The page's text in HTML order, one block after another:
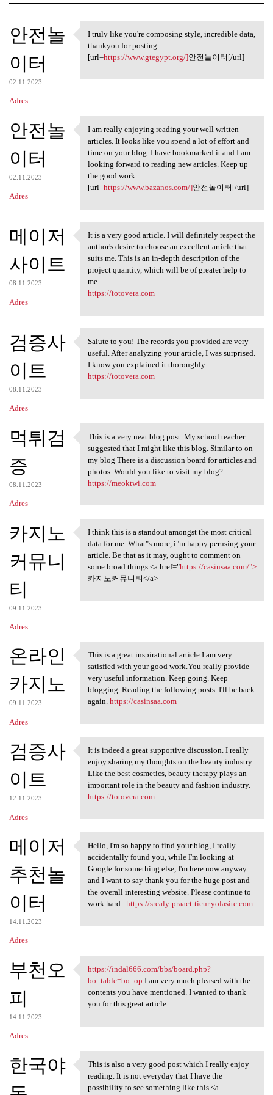
K
o
m
e
n
a
r
z
e
안전놀
이터
02.11.2023
Adres
I truly like you're composing
I truly like you're composing style, incredible data,
thankyou for posting
[url=https://www.gtegypt.org/]안전놀이터[/url]
안전놀
이터
02.11.2023
Adres
I am really enjoying reading
I am really enjoying reading your well written
articles. It looks like you spend a lot of effort and
time on your blog. I have bookmarked it and I am
looking forward to reading new articles. Keep up
the good work.
[url=https://www.bazanos.com/]안전놀이터[/url]
메이저
사이트
08.11.2023
Adres
It is a very good article. I
It is a very good article. I will definitely respect the
author's desire to choose an excellent article that
suits me. This is an in-depth description of the
project quantity, which will be of greater help to
me.
https://totovera.com
검증사
이트
08.11.2023
Adres
Salute to you! The records
Salute to you! The records you provided are very
useful. After analyzing your article, I was surprised.
I know you explained it thoroughly
https://totovera.com
먹튀검
증
08.11.2023
Adres
This is a very neat blog post
This is a very neat blog post. My school teacher
suggested that I might like this blog. Similar to on
my blog There is a discussion board for articles and
photos. Would you like to visit my blog?
https://meoktwi.com
카지노
커뮤니
티
09.11.2023
Adres
I think this is a standout
I think this is a standout amongst the most critical
data for me. What"s more, i"m happy perusing your
article. Be that as it may, ought to comment on
some broad things <a href="https://casinsaa.com/">
카지노커뮤니티</a>
온라인
카지노
09.11.2023
Adres
This is a great inspirational
This is a great inspirational article.I am very
satisfied with your good work.You really provide
very useful information. Keep going. Keep
blogging. Reading the following posts. I'll be back
again. https://casinsaa.com
검증사
이트
12.11.2023
Adres
It is indeed a great
It is indeed a great supportive discussion. I really
enjoy sharing my thoughts on the beauty industry.
Like the best cosmetics, beauty therapy plays an
important role in the beauty and fashion industry.
https://totovera.com
메이저
추천놀
이터
14.11.2023
Adres
Hello, I'm so happy to find
Hello, I'm so happy to find your blog, I really
accidentally found you, while I'm looking at
Google for something else, I'm here now anyway
and I want to say thank you for the huge post and
the overall interesting website. Please continue to
work hard.. https://srealy-praact-tieur.yolasite.com
부천오
피
14.11.2023
Adres
https://indal666.com/bbs
https://indal666.com/bbs/board.php?
bo_table=bo_op I am very much pleased with the
contents you have mentioned. I wanted to thank
you for this great article.
한국야
This is also a very good post
This is also a very good post which I really enjoy
reading. It is not everyday that I have the
possibility to see something like this <a